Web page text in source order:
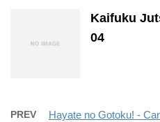
Kaifuku
04
PREV Hayate no Gotoku! -